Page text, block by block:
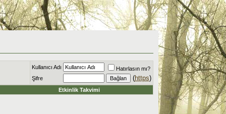
Kullanıcı Adı
Hatırlasın mı?
Şifre
(https)
Etkinlik Takvimi